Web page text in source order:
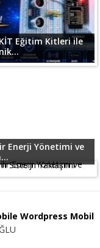
Eğitim Kitleri ile
Enerji Yönetimi ve
Wordpress Mobil